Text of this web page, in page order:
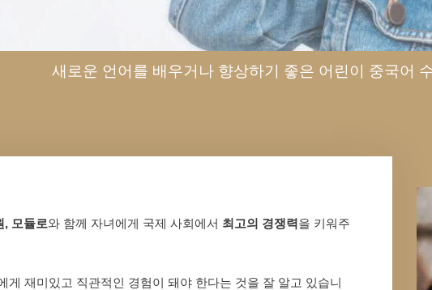
새로운 언어를 배우거나 향상하기 좋은 어린이 중국어
, 모듈로와 함께 자녀에게 국제 사회에서 최고의 경쟁력을 키워주
게 재미있고 직관적인 경험이 돼야 한다는 것을 잘 알고 있습니